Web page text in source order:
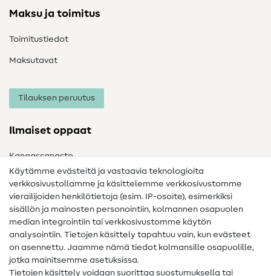
Maksu ja toimitus
Toimitustiedot
Maksutavat
Tilauksen peruutus
Ilmaiset oppaat
Kangassanasto
Ompelusanasto
Ompeluohjeet
Apua ja yhteystiedot
Yhteystiedot
Tietoa omistajanvaihdoksesta
Käytämme evästeitä ja vastaavia teknologioita
verkkosivustollamme ja käsittelemme verkkosivustomme
vierailijoiden henkilötietoja (esim. IP-osoite), esimerkiksi
sisällön ja mainosten personointiin, kolmannen osapuolen
median integrointiin tai verkkosivustomme käytön
analysointiin. Tietojen käsittely tapahtuu vain, kun evästeet
on asennettu. Jaamme nämä tiedot kolmansille osapuolille,
jotka mainitsemme asetuksissa.
Tietojen käsittely voidaan suorittaa suostumuksella tai